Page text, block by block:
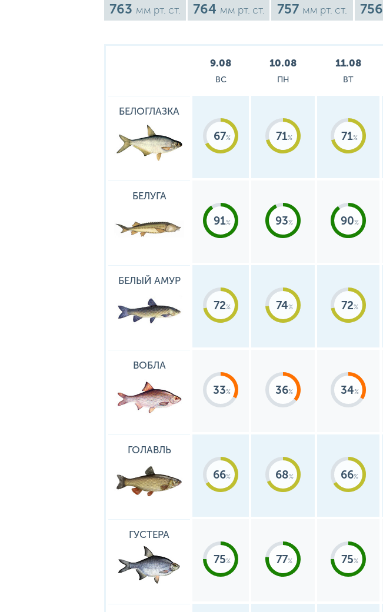
763 мм рт. ст. 764 мм рт. ст. 757 мм рт. ст. 756
9.08
ВС
10.08
ПН
11.08
ВТ
БЕЛОГЛАЗКА
67 71 71
БЕЛУГА
91 93 90
БЕЛЫЙ АМУР
72 74 72
ВОБЛА
33 36 34
ГОЛАВЛЬ
66 68 66
ГУСТЕРА
75 77 75